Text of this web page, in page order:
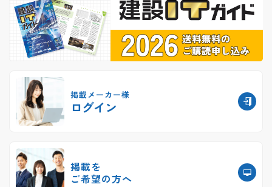
掲載メーカー様
ログイン
掲載を
ご希望の方へ